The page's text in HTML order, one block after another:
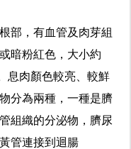
部，有血管及肉芽組
暗粉紅色，大小約
息肉顏色較亮、較鮮
分為兩種，一種是臍
組織的分泌物，臍尿
管連接到迴腸